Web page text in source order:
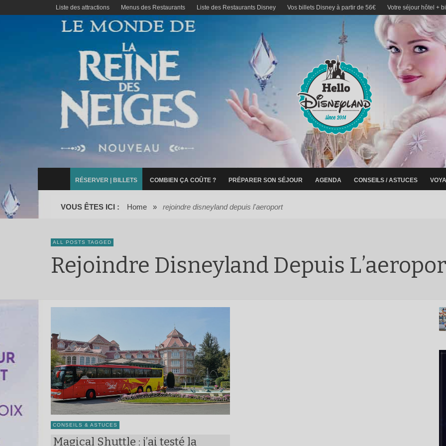
Liste des attractions Menus des Restaurants Liste des Restaurants Disney Vos billets Disney à partir de 56€ Votre séjour hôtel +
RÉSERVER | BILLETS COMBIEN ÇA COÛTE ? PRÉPARER SON SÉJOUR AGENDA CONSEILS / ASTUCES
VOUS ÊTES ICI : Home » rejoindre disneyland depuis l'aeroport
ALL POSTS TAGGED
Rejoindre Disneyland Depuis
CONSEILS & ASTUCES
Magical Shuttle : j’ai testé la